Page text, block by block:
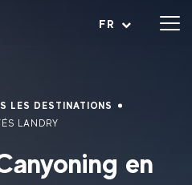
FR
Ouvrir le menu
LES DESTINATIONS
LANDRY
en